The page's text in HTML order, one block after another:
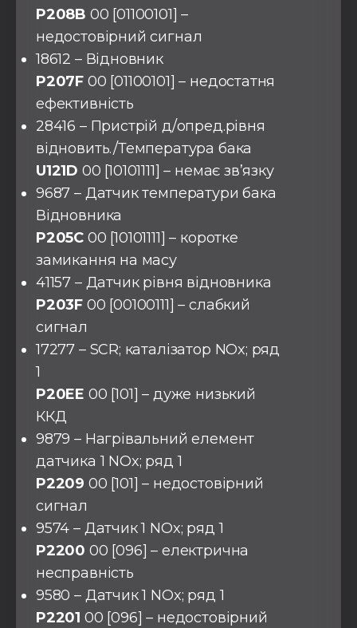
P208B 00 [01100101] –
недостовірний сигнал
18612 – Відновник
P207F 00 [01100101] – недостатня
ефективність
28416 – Пристрій д/опред.рівня
відновить./Температура бака
U121D 00 [10101111] – немає зв’язку
9687 – Датчик температури бака
Відновника
P205C 00 [10101111] – коротке
замикання на масу
41157 – Датчик рівня відновника
P203F 00 [00100111] – слабкий
сигнал
17277 – SCR; каталізатор NOx; ряд
1
P20EE 00 [101] – дуже низький
ККД
9879 – Нагрівальний елемент
датчика 1 NOx; ряд 1
P2209 00 [101] – недостовірний
сигнал
9574 – Датчик 1 NOx; ряд 1
P2200 00 [096] – електрична
несправність
9580 – Датчик 1 NOx; ряд 1
P2201 00 [096] – недостовірний